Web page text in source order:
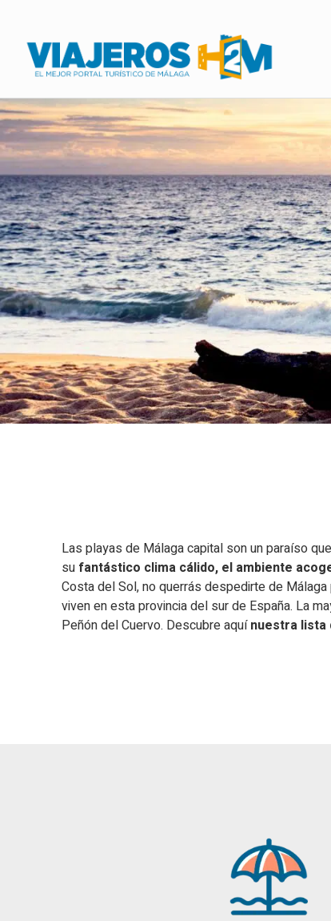
Las playas de Málaga capital son un paraíso
su fantástico clima cálido, el ambiente
Costa del Sol, no querrás despedirte de
viven en esta provincia del sur de España. La
Peñón del Cuervo. Descubre aquínuestra lista